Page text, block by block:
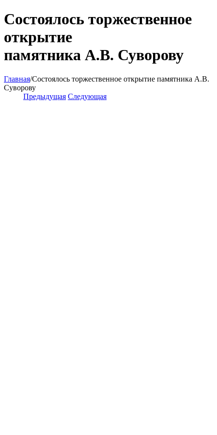
Состоялось торжественное
открытие
памятника А.В. Суворову
Главная/Состоялось торжественное открытие памятника А.В.
Суворову
Предыдущая Следующая